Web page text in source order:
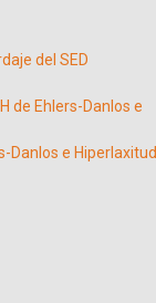
del SED
de Ehlers-Danlos e
Danlos e Hiperlaxitud.